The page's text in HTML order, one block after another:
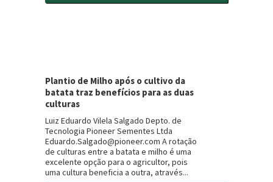
Plantio de Milho após o cultivo da
batata traz benefícios para as duas
culturas
Luiz Eduardo Vilela Salgado Depto. de
Tecnologia Pioneer Sementes Ltda
Eduardo.Salgado@pioneer.com A rotação
de culturas entre a batata e milho é uma
excelente opção para o agricultor, pois
uma cultura beneficia a outra, através...